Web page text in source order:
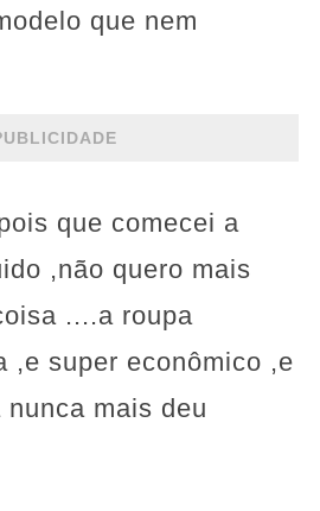
que nem
que comecei a
,não quero mais
....a roupa
,e super econômico ,e
mais deu